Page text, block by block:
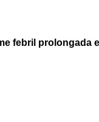
febril prolongada